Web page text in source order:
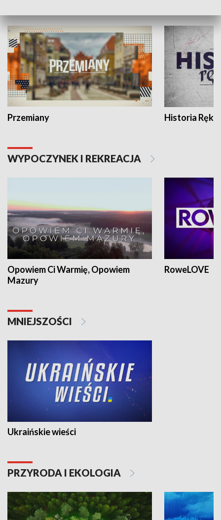
Przemiany Historia Ręką
WYPOCZYNEK I REKREACJA
Opowiem Ci Warmię, Opowiem
Mazury
RoweLOVE
MNIEJSZOŚCI
Ukraińskie wieści
PRZYRODA I EKOLOGIA